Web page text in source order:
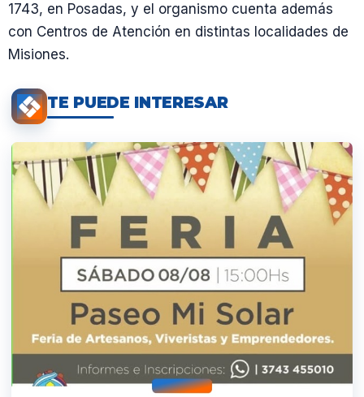
1743, en Posadas, y el organismo cuenta además
con Centros de Atención en distintas localidades de
Misiones.
TE PUEDE INTERESAR